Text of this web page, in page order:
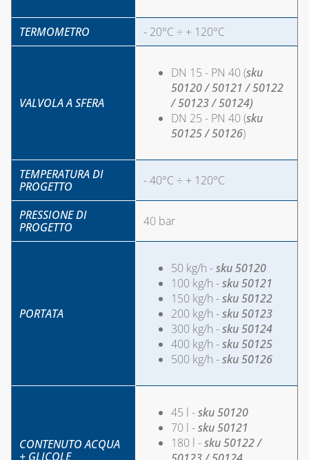
TERMOMETRO - 20°C ÷ + 120°C
VALVOLA A SFERA
DN 15 - PN 40 (sku
50120 / 50121 / 50122
/ 50123 / 50124)
DN 25 - PN 40 (sku
50125 / 50126)
TEMPERATURA DI
PROGETTO
- 40°C ÷ + 120°C
PRESSIONE DI
PROGETTO
40 bar
PORTATA
50 kg/h -sku 50120
100 kg/h -sku 50121
150 kg/h -sku 50122
200 kg/h -sku 50123
300 kg/h -sku 50124
400 kg/h -sku 50125
500 kg/h -sku 50126
CONTENUTO ACQUA
+ GLICOLE
45 l -sku 50120
70 l -sku 50121
180 l -sku 50122 /